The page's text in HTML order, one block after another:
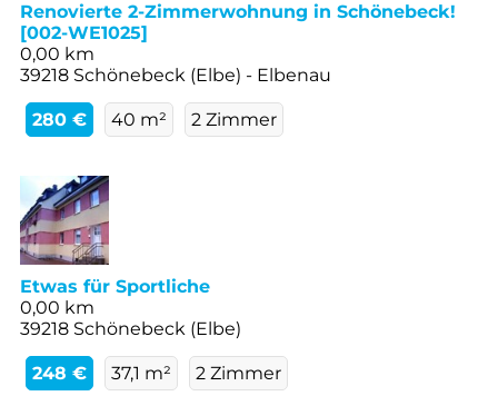
Renovierte 2-Zimmerwohnung in Schönebeck!
[002-WE1025]
0,00 km
39218 Schönebeck (Elbe) - Elbenau
280 € 40 m² 2 Zimmer
Etwas für Sportliche
0,00 km
39218 Schönebeck (Elbe)
248 € 37,1 m² 2 Zimmer